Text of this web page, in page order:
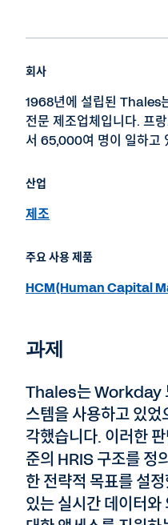
과제
Thales는 Workday
스템을 사용하고 있
각했습니다. 이러한
준의 HRIS 구조를 정
한 전략적 목표를 설
있는 실시간 데이터와
회사
1968년에 설립된 Thales
전문 제조업체입니다. 프
서 65,000여 명이 일하고
산업
제조
주요 사용 제품
HCM(Human Capital